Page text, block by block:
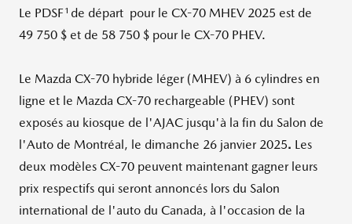
Le PDSF 1 de départ pour le CX-70 MHEV 2025 est de
49 750 $ et de 58 750 $ pour le CX-70 PHEV.
Le Mazda CX-70 hybride léger (MHEV) à 6 cylindres en
ligne et le Mazda CX-70 rechargeable (PHEV) sont
exposés au kiosque de l'AJAC jusqu'à la fin du Salon de
l'Auto de Montréal, le dimanche 26 janvier 2025. Les
deux modèles CX-70 peuvent maintenant gagner leurs
prix respectifs qui seront annoncés lors du Salon
international de l'auto du Canada, à l'occasion de la